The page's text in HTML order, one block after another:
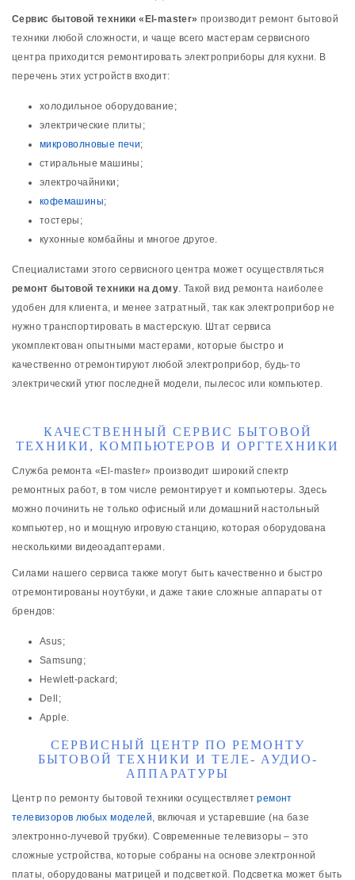
Сервис бытовой техники «El-master» производит ремонт бытовой
техники любой сложности, и чаще всего мастерам сервисного
центра приходится ремонтировать электроприборы для кухни. В
перечень этих устройств входит:
холодильное оборудование;
электрические плиты;
микроволновые печи;
стиральные машины;
электрочайники;
кофемашины;
тостеры;
кухонные комбайны и многое другое.
Специалистами этого сервисного центра может осуществляться
ремонт бытовой техники на дому . Такой вид ремонта наиболее
удобен для клиента, и менее затратный, так как электроприбор не
нужно транспортировать в мастерскую. Штат сервиса
укомплектован опытными мастерами, которые быстро и
качественно отремонтируют любой электроприбор, будь-то
электрический утюг последней модели, пылесос или компьютер.
КАЧЕСТВЕННЫЙ СЕРВИС БЫТОВОЙ
ТЕХНИКИ, КОМПЬЮТЕРОВ И ОРГТЕХНИКИ
Служба ремонта «El-master» производит широкий спектр
ремонтных работ, в том числе ремонтирует и компьютеры. Здесь
можно починить не только офисный или домашний настольный
компьютер, но и мощную игровую станцию, которая оборудована
несколькими видеоадаптерами.
Силами нашего сервиса также могут быть качественно и быстро
отремонтированы ноутбуки, и даже такие сложные аппараты от
брендов:
Asus;
Samsung;
Hewlett-packard;
Dell;
Apple.
СЕРВИСНЫЙ ЦЕНТР ПО РЕМОНТУ
БЫТОВОЙ ТЕХНИКИ И ТЕЛЕ- АУДИО-
АППАРАТУРЫ
Центр по ремонту бытовой техники осуществляетремонт
телевизоров любых моделей , включая и устаревшие (на базе
электронно-лучевой трубки). Современные телевизоры – это
сложные устройства, которые собраны на основе электронной
платы, оборудованы матрицей и подсветкой. Подсветка может быть